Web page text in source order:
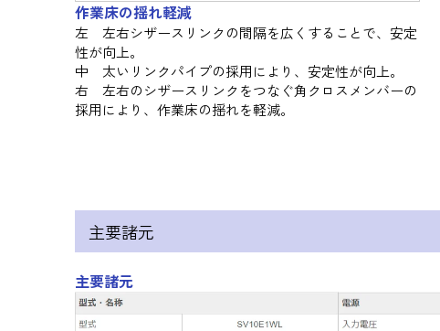
作業床の揺れ軽減
左 左右シザースリンクの間隔を広くすることで、安定
性が向上。
中 太いリンクパイプの採用により、安定性が向上。
右 左右のシザースリンクをつなぐ角クロスメンバーの
採用により、作業床の揺れを軽減。
主要諸元
主要諸元